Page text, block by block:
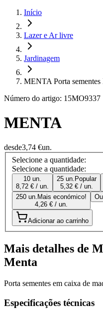
Início
Lazer e Ar livre
Jardinagem
MENTA Porta sementes
Número do artigo: 15MO9337
MENTA
desde3,74 €un.
Selecione a quantidade:
Selecione a quantidade:
10 un.
8,72 € / un.
25 un. Popular
5,32 € / un.
250 un. Mais económico!
4,26 € / un.
Adicionar ao carrinho
Mais detalhes de
Menta
Porta sementes em caixa de
Especificações técnicas